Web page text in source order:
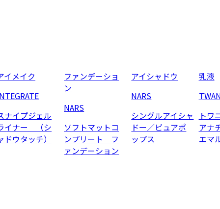
イメイク
ナイプジェル
イナー （シ
ドウタッチ）
ファンデーショ
ン
NARS
ソフトマットコ
ンプリート フ
ァンデーション
アイシャドウ
NARS
シングルアイシャ
ドー／ピュアポ
ップス
乳液
ト
アナ
エマ